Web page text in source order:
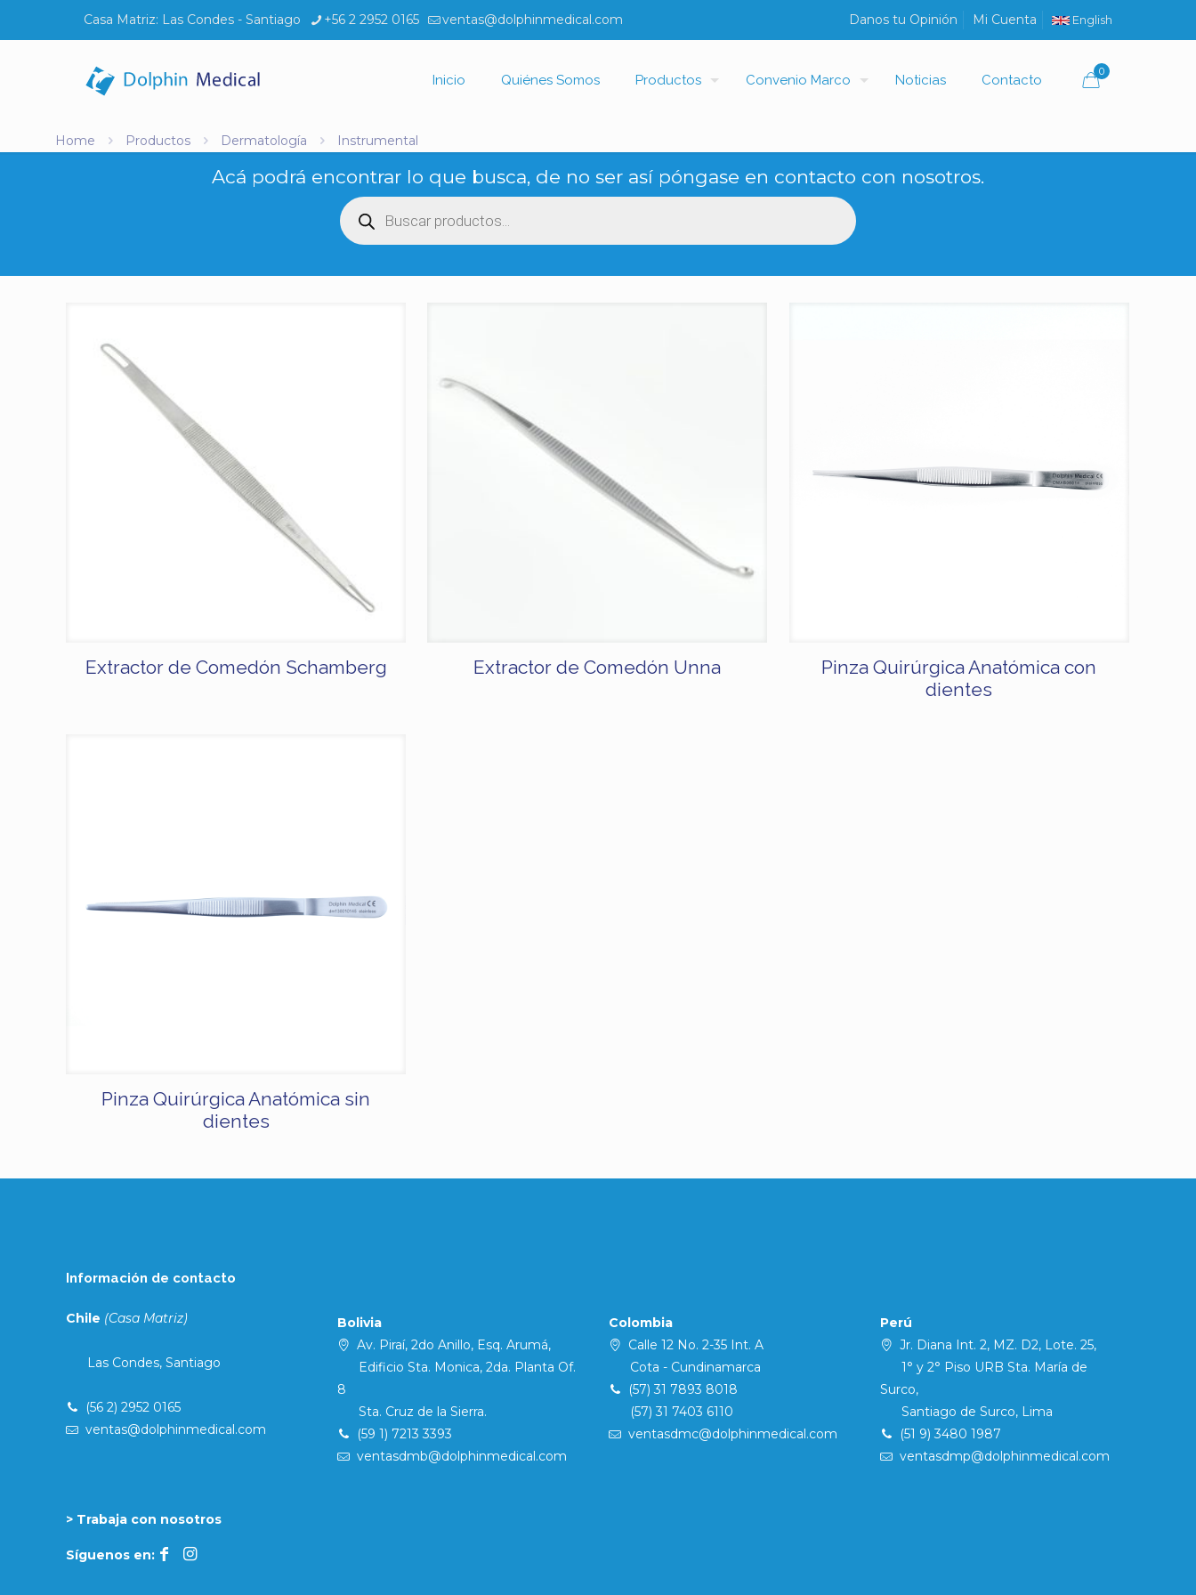
Casa Matriz: Las Condes - Santiago +56 2 2952 0165 ventas@dolphinmedical.com Danos tu Opinión Mi Cuenta English
Inicio Quiénes Somos Productos Convenio Marco Noticias Contacto
0
Home Productos Dermatología Instrumental
Acá podrá encontrar lo que busca, de no ser así póngase en contacto con nosotros.
Búsqueda
de
productos
Extractor de Comedón Schamberg Extractor de Comedón Unna
Pinza Quirúrgica Anatómica con
dientes
Pinza Quirúrgica Anatómica sin
dientes
Información de contacto
Chile (Casa Matriz)
Las Condes, Santiago
(56 2) 2952 0165
ventas@dolphinmedical.com
> Trabaja con nosotros
Síguenos en:
Bolivia
Av. Piraí, 2do Anillo, Esq. Arumá,
Edificio Sta. Monica, 2da. Planta Of.
8
Sta. Cruz de la Sierra.
(59 1) 7213 3393
ventasdmb@dolphinmedical.com
Colombia
Calle 12 No. 2-35 Int. A
Cota - Cundinamarca
(57) 31 7893 8018
(57) 31 7403 6110
ventasdmc@dolphinmedical.com
Perú
Jr. Diana Int. 2, MZ. D2, Lote. 25,
1° y 2° Piso URB Sta. María de
Surco,
Santiago de Surco, Lima
(51 9) 3480 1987
ventasdmp@dolphinmedical.com